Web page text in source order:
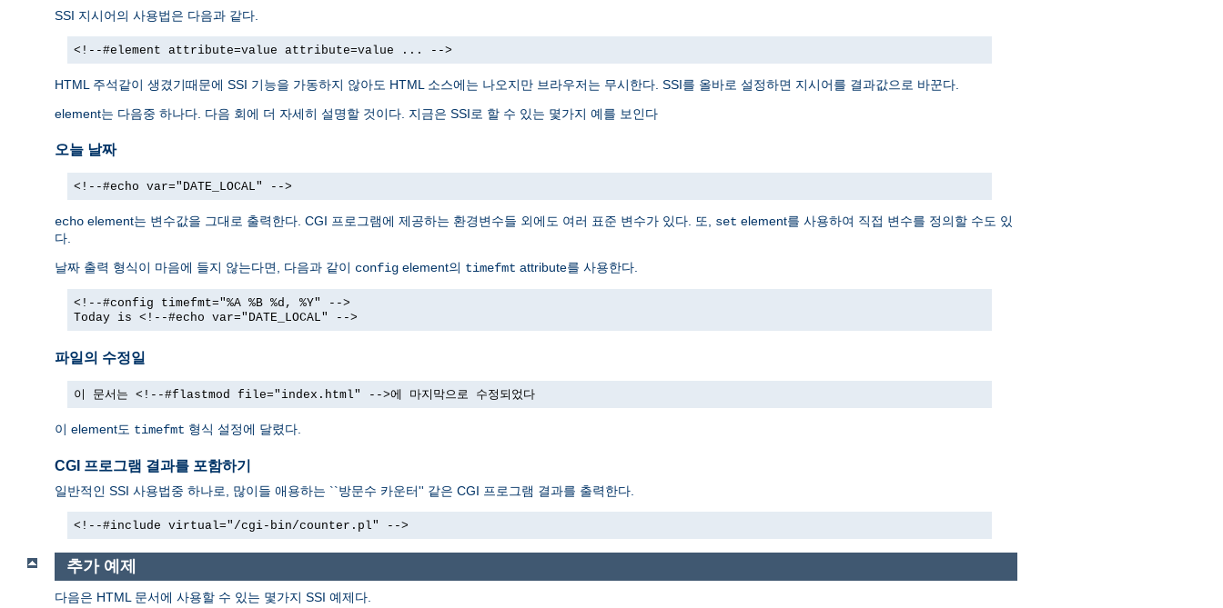
SSI 지시어의 사용법은 다음과 같다.
<!--#element attribute=value attribute=value ... -->
HTML 주석같이 생겼기때문에 SSI 기능을 가동하지 않아도 HTML 소스에는 나오지만 브라우저는 무시한다. SSI를 올바로 설정하면 지시어를 결과값으로 바꾼다.
element는 다음중 하나다. 다음 회에 더 자세히 설명할 것이다. 지금은 SSI로 할 수 있는 몇가지 예를 보인다
오늘 날짜
<!--#echo var="DATE_LOCAL" -->
echo element는 변수값을 그대로 출력한다. CGI 프로그램에 제공하는 환경변수들 외에도 여러 표준 변수가 있다. 또, set element를 사용하여 직접 변수를 정의할 수도 있
다.
날짜 출력 형식이 마음에 들지 않는다면, 다음과 같이 config element의 timefmt attribute를 사용한다.
<!--#config timefmt="%A %B %d, %Y" -->
Today is <!--#echo var="DATE_LOCAL" -->
파일의 수정일
이 문서는 <!--#flastmod file="index.html" -->에 마지막으로 수정되었다
이 element도 timefmt 형식 설정에 달렸다.
CGI 프로그램 결과를 포함하기
일반적인 SSI 사용법중 하나로, 많이들 애용하는 ``방문수 카운터'' 같은 CGI 프로그램 결과를 출력한다.
<!--#include virtual="/cgi-bin/counter.pl" -->
추가 예제
다음은 HTML 문서에 사용할 수 있는 몇가지 SSI 예제다.